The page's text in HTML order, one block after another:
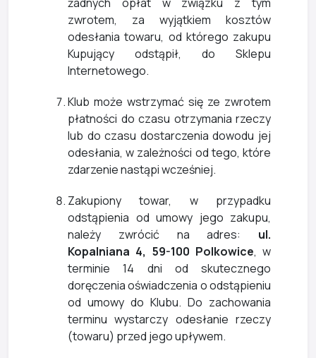
zwrotem, za wyjątkiem kosztów
odesłania towaru, od którego zakupu
Kupujący odstąpił, do Sklepu
Internetowego.
Klub może wstrzymać się ze zwrotem
płatności do czasu otrzymania rzeczy
lub do czasu dostarczenia dowodu jej
odesłania, w zależności od tego, które
zdarzenie nastąpi wcześniej.
Zakupiony towar, w przypadku
odstąpienia od umowy jego zakupu,
należy zwrócić na adres: ul.
Kopalniana 4, 59-100 Polkowice, w
terminie 14 dni od skutecznego
doręczenia oświadczenia o odstąpieniu
od umowy do Klubu. Do zachowania
terminu wystarczy odesłanie rzeczy
(towaru) przed jego upływem.